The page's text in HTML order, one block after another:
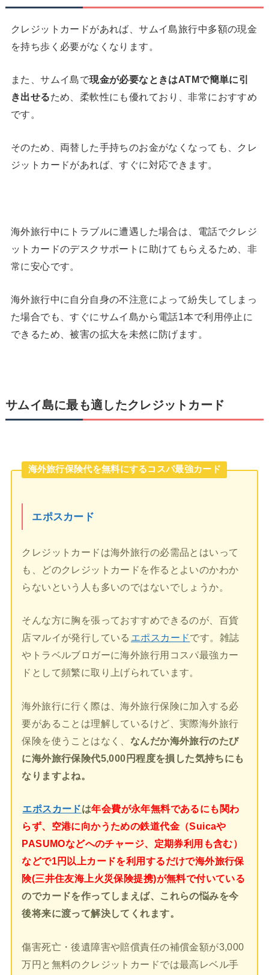
クレジットカードがあれば、サムイ島旅行中多額の現金
を持ち歩く必要がなくなります。
また、サムイ島で現金が必要なときはATMで簡単に引
き出せるため、柔軟性にも優れており、非常におすすめ
です。
そのため、両替した手持ちのお金がなくなっても、クレ
ジットカードがあれば、すぐに対応できます。
海外旅行中にトラブルに遭遇した場合は、電話でクレジ
ットカードのデスクサポートに助けてもらえるため、非
常に安心です。
海外旅行中に自分自身の不注意によって紛失してしまっ
た場合でも、すぐにサムイ島から電話1本で利用停止に
できるため、被害の拡大を未然に防げます。
サムイ島に最も適したクレジットカード
海外旅行保険代を無料にするコスパ最強カード
エポスカード
クレジットカードは海外旅行の必需品とはいって
も、どのクレジットカードを作るとよいのかわか
らないという人も多いのではないでしょうか。
そんな方に胸を張っておすすめできるのが、百貨
店マルイが発行している エポスカードです。雑誌
やトラベルブロガーに海外旅行用コスパ最強カー
ドとして頻繁に取り上げられています。
海外旅行に行く際は、海外旅行保険に加入する必
要があることは理解しているけど、実際海外旅行
保険を使うことはなく、 なんだか海外旅行のたび
に海外旅行保険代5,000円程度を損した気持ちにも
なりますよね。
エポスカードは年会費が永年無料であるにも関わ
らず、空港に向かうための鉄道代金（Suicaや
PASUMOなどへのチャージ、定期券利用も含む）
などで1円以上カードを利用するだけで海外旅行保
険(三井住友海上火災保険提携)が無料で付いている
のでカードを作ってしまえば、これらの悩みを今
後将来に渡って解決してくれます。
傷害死亡・後遺障害や賠償責任の補償金額が3,000
万円と無料のクレジットカードでは最高レベル手